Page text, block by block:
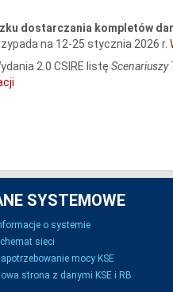
dostarczania kompletów
na 12-25 stycznia 2026 r.
2.0 CSIRE listę Scenariuszy
SYSTEMOWE
o systemie
sieci
mocy KSE
strona z danymi KSE i RB